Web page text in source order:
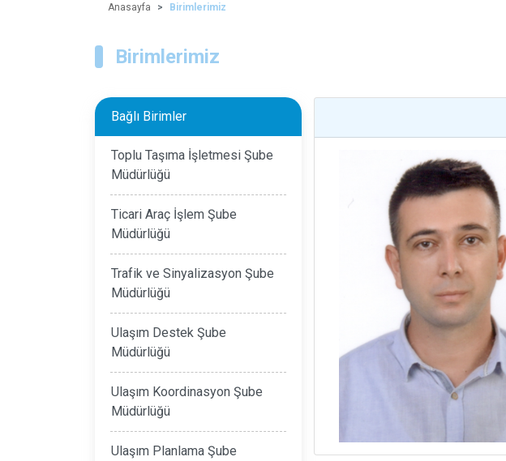
Anasayfa Birimlerimiz
Birimlerimiz
Bağlı Birimler
Toplu Taşıma İşletmesi Şube
Müdürlüğü
Ticari Araç İşlem Şube
Müdürlüğü
Trafik ve Sinyalizasyon Şube
Müdürlüğü
Ulaşım Destek Şube
Müdürlüğü
Ulaşım Koordinasyon Şube
Müdürlüğü
Ulaşım Planlama Şube